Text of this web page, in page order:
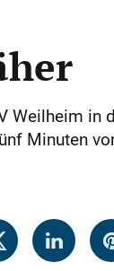
Minuten